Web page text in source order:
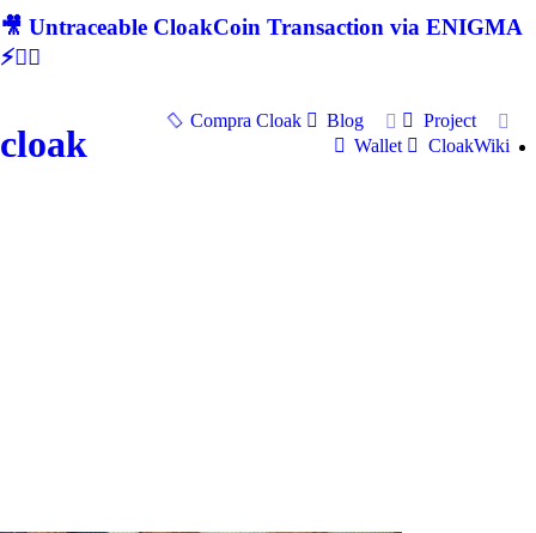
🎥 Untraceable CloakCoin Transaction via ENIGMA
⚡🕵‍♂
cloak
Compra Cloak Blog
Project
Wallet
CloakWiki